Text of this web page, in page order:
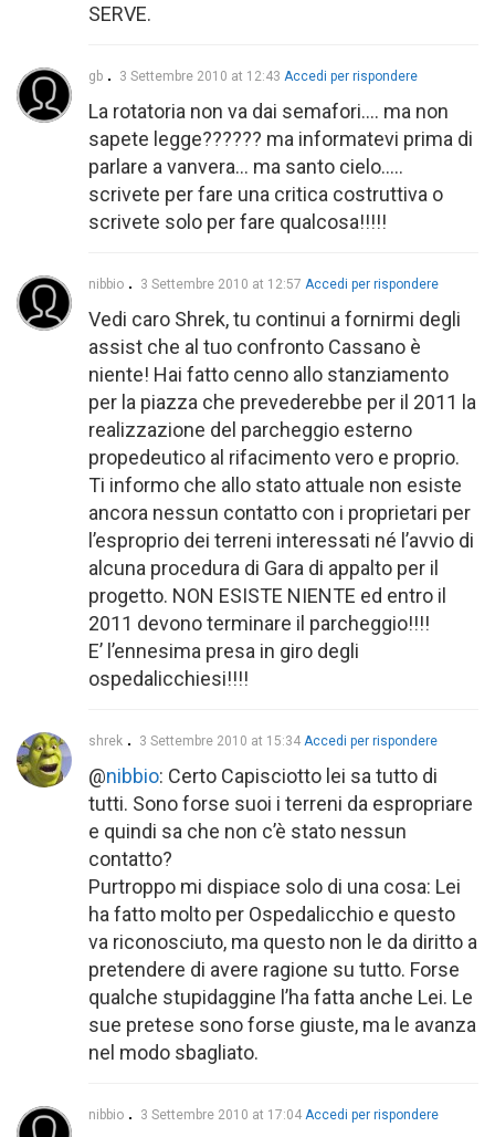
SERVE.
gb 3 Settembre 2010 at 12:43 Accedi per rispondere
La rotatoria non va dai semafori…. ma non
sapete legge?????? ma informatevi prima di
parlare a vanvera… ma santo cielo…..
scrivete per fare una critica costruttiva o
scrivete solo per fare qualcosa!!!!!
nibbio 3 Settembre 2010 at 12:57 Accedi per rispondere
Vedi caro Shrek, tu continui a fornirmi degli
assist che al tuo confronto Cassano è
niente! Hai fatto cenno allo stanziamento
per la piazza che prevederebbe per il 2011 la
realizzazione del parcheggio esterno
propedeutico al rifacimento vero e proprio.
Ti informo che allo stato attuale non esiste
ancora nessun contatto con i proprietari per
l’esproprio dei terreni interessati né l’avvio di
alcuna procedura di Gara di appalto per il
progetto. NON ESISTE NIENTE ed entro il
2011 devono terminare il parcheggio!!!!
E’ l’ennesima presa in giro degli
ospedalicchiesi!!!!
shrek 3 Settembre 2010 at 15:34 Accedi per rispondere
@nibbio: Certo Capisciotto lei sa tutto di
tutti. Sono forse suoi i terreni da espropriare
e quindi sa che non c’è stato nessun
contatto?
Purtroppo mi dispiace solo di una cosa: Lei
ha fatto molto per Ospedalicchio e questo
va riconosciuto, ma questo non le da diritto a
pretendere di avere ragione su tutto. Forse
qualche stupidaggine l’ha fatta anche Lei. Le
sue pretese sono forse giuste, ma le avanza
nel modo sbagliato.
nibbio 3 Settembre 2010 at 17:04 Accedi per rispondere